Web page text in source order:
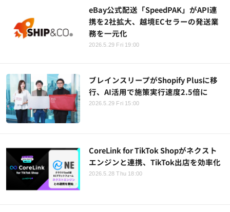
eBay公式配送「SpeedPAK」がAPI連
携を2社拡大、越境ECセラーの発送業
務を一元化
2026.5.29 Fri 19:00
ブレインスリープがShopify Plusに移
行、AI活用で施策実行速度2.5倍に
2026.5.29 Fri 15:00
CoreLink for TikTok Shopがネクスト
エンジンと連携、TikTok出店を効率化
2026.5.28 Thu 18:00